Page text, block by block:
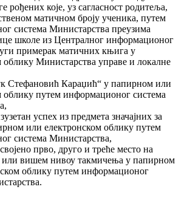
рођених које, уз сагласност родитеља,
матичном броју ученика, путем
система Министарства преузима
школе из Централног информационог
примерак матичних књига у
облику Министарства управе и локалне
Стефановић Караџић“ у папирном или
облику путем информационог система
успех из предмета значајних за
или електронском облику путем
система Министарства,
прво, друго и треће место на
или вишем нивоу такмичења у папирном
облику путем информационог